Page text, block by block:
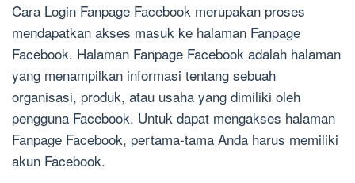
Cara Login Fanpage Facebook merupakan proses
mendapatkan akses masuk ke halaman Fanpage
Facebook. Halaman Fanpage Facebook adalah halaman
yang menampilkan informasi tentang sebuah
organisasi, produk, atau usaha yang dimiliki oleh
pengguna Facebook. Untuk dapat mengakses halaman
Fanpage Facebook, pertama-tama Anda harus memiliki
akun Facebook.